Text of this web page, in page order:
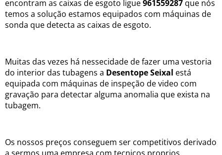
encontram as caixas de esgoto ligue961559287 que nós
temos a solução estamos equipados com máquinas de
sonda que detecta as caixas de esgoto.
Muitas das vezes há nessecidade de fazer uma vestoria
do interior das tubagens a Desentope Seixal está
equipada com máquinas de inspeção de video com
gravação para detectar alguma anomalia que exista na
tubagem.
Os nossos preços conseguem ser competitivos derivado